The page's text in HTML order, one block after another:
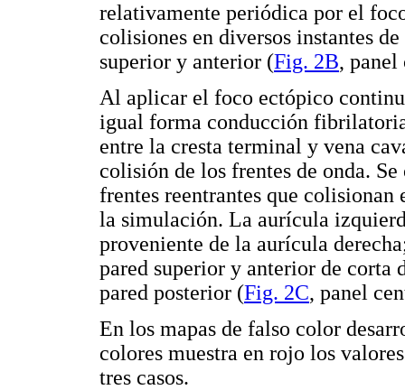
relativamente periódica por el
colisiones en diversos instantes
superior y anterior (Fig. 2B, panel
Al aplicar el foco ectópico
igual forma conducción
entre la cresta terminal y vena
colisión de los frentes de onda.
frentes reentrantes que colisionan
la simulación. La aurícula
proveniente de la aurícula
pared superior y anterior de corta
pared posterior (Fig. 2C, panel
En los mapas de falso color
colores muestra en rojo los
tres casos.